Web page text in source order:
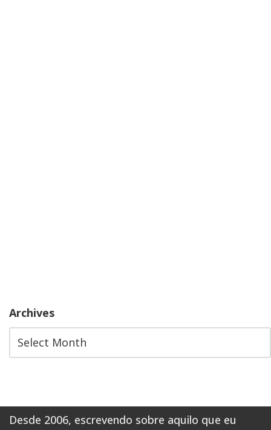
Archives
Desde 2006, escrevendo sobre aquilo que eu